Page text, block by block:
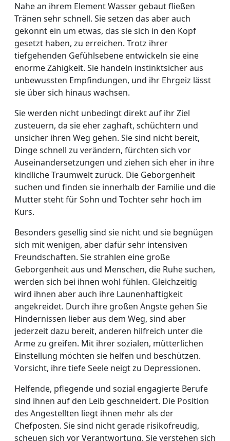
Nahe an ihrem Element Wasser gebaut fließen
Tränen sehr schnell. Sie setzen das aber auch
gekonnt ein um etwas, das sie sich in den Kopf
gesetzt haben, zu erreichen. Trotz ihrer
tiefgehenden Gefühlsebene entwickeln sie eine
enorme Zähigkeit. Sie handeln instinktsicher aus
unbewussten Empfindungen, und ihr Ehrgeiz lässt
sie über sich hinaus wachsen.
Sie werden nicht unbedingt direkt auf ihr Ziel
zusteuern, da sie eher zaghaft, schüchtern und
unsicher ihren Weg gehen. Sie sind nicht bereit,
Dinge schnell zu verändern, fürchten sich vor
Auseinandersetzungen und ziehen sich eher in ihre
kindliche Traumwelt zurück. Die Geborgenheit
suchen und finden sie innerhalb der Familie und die
Mutter steht für Sohn und Tochter sehr hoch im
Kurs.
Besonders gesellig sind sie nicht und sie begnügen
sich mit wenigen, aber dafür sehr intensiven
Freundschaften. Sie strahlen eine große
Geborgenheit aus und Menschen, die Ruhe suchen,
werden sich bei ihnen wohl fühlen. Gleichzeitig
wird ihnen aber auch ihre Launenhaftigkeit
angekreidet. Durch ihre großen Ängste gehen Sie
Hindernissen lieber aus dem Weg, sind aber
jederzeit dazu bereit, anderen hilfreich unter die
Arme zu greifen. Mit ihrer sozialen, mütterlichen
Einstellung möchten sie helfen und beschützen.
Vorsicht, ihre tiefe Seele neigt zu Depressionen.
Helfende, pflegende und sozial engagierte Berufe
sind ihnen auf den Leib geschneidert. Die Position
des Angestellten liegt ihnen mehr als der
Chefposten. Sie sind nicht gerade risikofreudig,
scheuen sich vor Verantwortung. Sie verstehen sich